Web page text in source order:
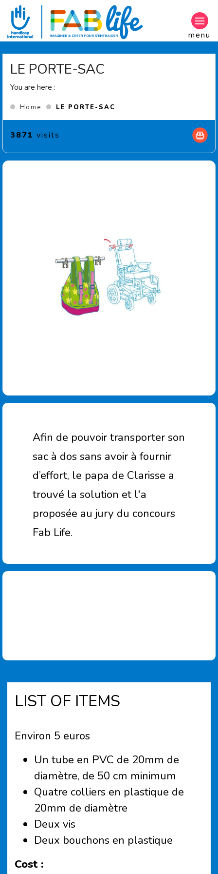
Aller au contenu principal
menu
LE PORTE-SAC
You are here :
Home LE PORTE-SAC
3871 visits
Afin de pouvoir transporter son
sac à dos sans avoir à fournir
d’effort, le papa de Clarisse a
trouvé la solution et l'a
proposée au jury du concours
Fab Life.
LIST OF ITEMS
Environ 5 euros
Un tube en PVC de 20mm de
diamètre, de 50 cm minimum
Quatre colliers en plastique de
20mm de diamètre
Deux vis
Deux bouchons en plastique
Cost :